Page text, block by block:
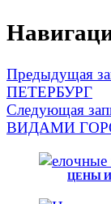
Предыдущая
ПЕТЕРБУРГ
Следующая
ВИДАМИ
ЦЕНЫ